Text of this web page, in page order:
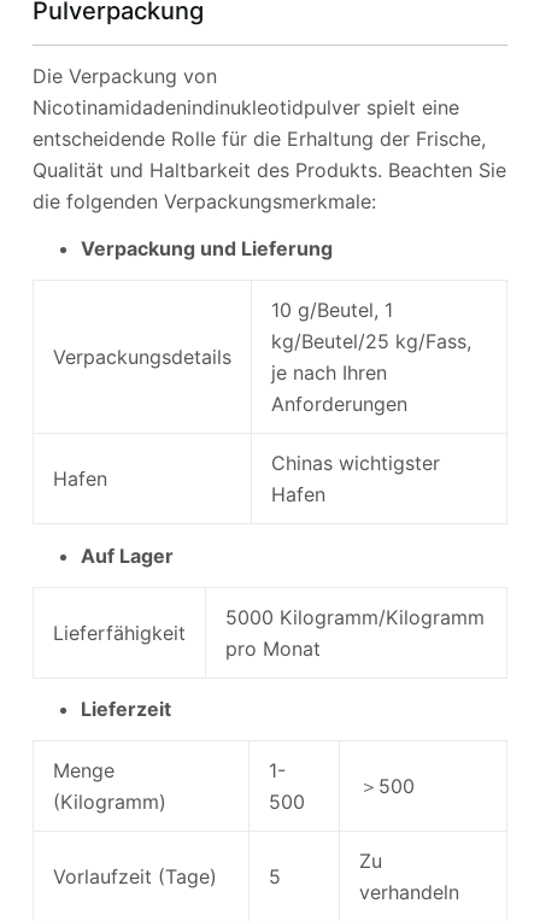
Pulverpackung
Die Verpackung von
Nicotinamidadenindinukleotidpulver spielt eine
entscheidende Rolle für die Erhaltung der Frische,
Qualität und Haltbarkeit des Produkts. Beachten Sie
die folgenden Verpackungsmerkmale:
Verpackung und Lieferung
Verpackungsdetails
10 g/Beutel, 1
kg/Beutel/25 kg/Fass,
je nach Ihren
Anforderungen
Hafen
Chinas wichtigster
Hafen
Auf Lager
Lieferfähigkeit
5000 Kilogramm/Kilogramm
pro Monat
Lieferzeit
Menge
(Kilogramm)
1-
500
＞500
Vorlaufzeit (Tage) 5
Zu
verhandeln